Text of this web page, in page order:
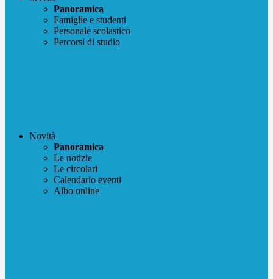
Panoramica
Famiglie e studenti
Personale scolastico
Percorsi di studio
Novità
Panoramica
Le notizie
Le circolari
Calendario eventi
Albo online